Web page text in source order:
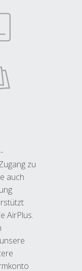
zu
auch
AirPlus.